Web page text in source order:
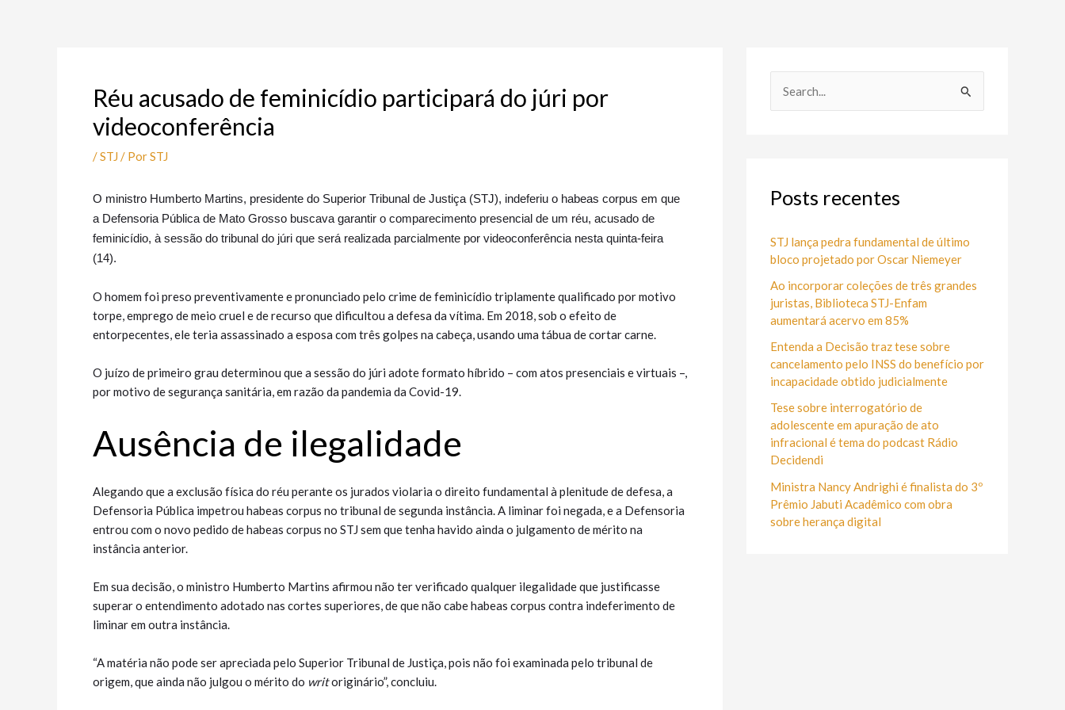
Réu acusado de feminicídio participará do júri por
videoconferência
/STJ / PorSTJ
O ministro Humberto Martins, presidente do Superior Tribunal de Justiça (STJ), indeferiu o habeas corpus em que
a Defensoria Pública de Mato Grosso buscava garantir o comparecimento presencial de um réu, acusado de
feminicídio, à sessão do tribunal do júri que será realizada parcialmente por videoconferência nesta quinta-feira
(14).
O homem foi preso preventivamente e pronunciado pelo crime de feminicídio triplamente qualificado por motivo
torpe, emprego de meio cruel e de recurso que dificultou a defesa da vítima. Em 2018, sob o efeito de
entorpecentes, ele teria assassinado a esposa com três golpes na cabeça, usando uma tábua de cortar carne.
O juízo de primeiro grau determinou que a sessão do júri adote formato híbrido – com atos presenciais e virtuais –,
por motivo de segurança sanitária, em razão da pandemia da Covid-19.
Ausência de ilegali​​​​dade
Alegando que a exclusão física do réu perante os jurados violaria o direito fundamental à plenitude de defesa, a
Defensoria Pública impetrou habeas corpus no tribunal de segunda instância. A liminar foi negada, e a Defensoria
entrou com o novo pedido de habeas corpus no STJ sem que tenha havido ainda o julgamento de mérito na
instância anterior.
Em sua decisão, o ministro Humberto Martins afirmou não ter verificado qualquer ilegalidade que justificasse
superar o entendimento adotado nas cortes superiores, de que não cabe habeas corpus contra indeferimento de
liminar em outra instância.
“A matéria não pode ser apreciada pelo Superior Tribunal de Justiça, pois não foi examinada pelo tribunal de
origem, que ainda não julgou o mérito do writoriginário”, concluiu.
u
s
a
r
p
:
Posts recentes
STJ lança pedra fundamental de último
bloco projetado por Oscar Niemeyer
Ao incorporar coleções de três grandes
juristas, Biblioteca STJ-Enfam
aumentará acervo em 85%
Entenda a Decisão traz tese sobre
cancelamento pelo INSS do benefício por
incapacidade obtido judicialmente
Tese sobre interrogatório de
adolescente em apuração de ato
infracional é tema do podcast Rádio
Decidendi
Ministra Nancy Andrighi é finalista do 3º
Prêmio Jabuti Acadêmico com obra
sobre herança digital